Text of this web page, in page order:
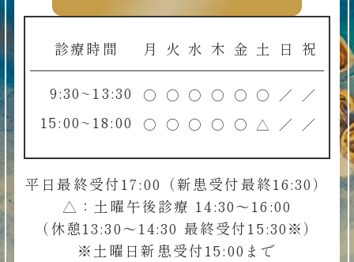
診療時間 月 火 水 木 金 土 日 祝
9:30~13:30 ○ ○ ○ ○ ○ ○ ／ ／
15:00~18:00 ○ ○ ○ ○ ○ △ ／ ／
平日最終受付17:00（新患受付最終16:30）
△：土曜午後診療 14:30～16:00
（休憩13:30～14:30 最終受付15:30※）
※土曜日新患受付15:00まで